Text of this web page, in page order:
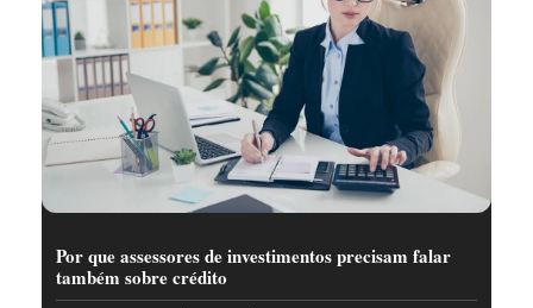
Por que assessores de investimentos precisam falar
também sobre crédito